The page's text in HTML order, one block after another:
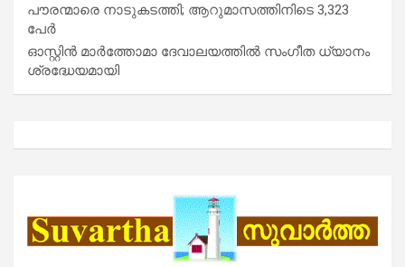
പൗരന്മാരെ നാടുകടത്തി; ആറുമാസത്തിനിടെ 3,323
പേർ
ഓസ്റ്റിൻ മാർത്തോമാ ദേവാലയത്തിൽ സംഗീത ധ്യാനം
ശ്രദ്ധേയമായി